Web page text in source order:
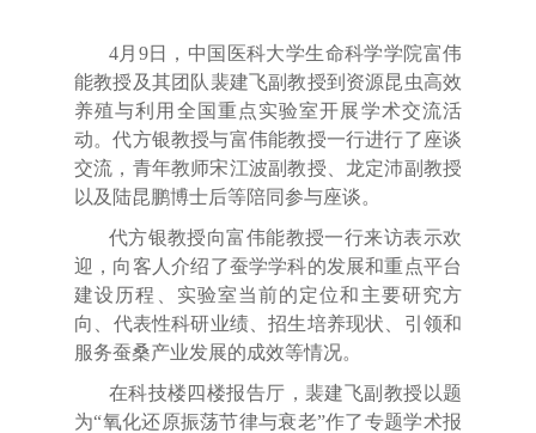
4月 9日， 中国医科大学生命科学学院富伟
能教授 及其团队 裴建飞副教授到资源昆虫高效
养殖与利用全国重点实验室开展学术交流活
动。代方银教授与富伟能教授一行进行了座谈
交流，青年教师宋江波副教授
龙定沛副教授
以及 陆昆鹏博士后等陪同参与座谈。
代方银教授向富伟能教授一行来访表示欢
迎，向客人介绍了蚕学学科的发展和重点平台
建设 历程 实验室当前的定位和 主要研究方
向、 代表性科研业绩、招生培养现状、引领和
服务蚕桑产业发展的成效等情况。
在科技楼四楼报告厅 ， 裴建飞副教授 以题
为“氧化还原振荡节律与衰老”作了专题学术报